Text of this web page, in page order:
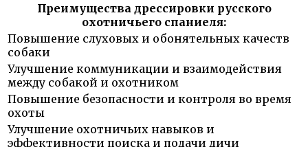
Преимущества дрессировки русского
охотничьего спаниеля:
Повышение слуховых и обонятельных качеств
собаки
Улучшение коммуникации и взаимодействия
между собакой и охотником
Повышение безопасности и контроля во время
охоты
Улучшение охотничьих навыков и
эффективности поиска и подачи дичи